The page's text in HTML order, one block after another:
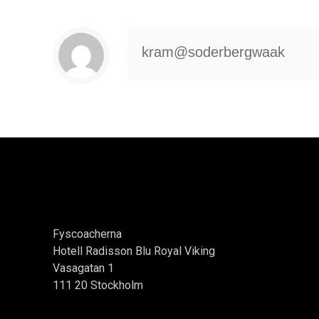
kram@soderbergwaak
Fyscoacherna
Hotell Radisson Blu Royal Viking
Vasagatan 1
111 20 Stockholm